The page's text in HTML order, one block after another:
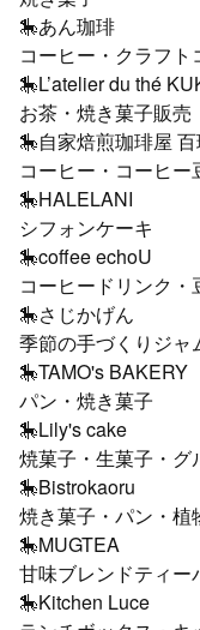
🎠あん珈琲
コーヒー・クラフ
🎠L’atelier du thé
お茶・焼き菓子販売
🎠自家焙煎珈琲屋
コーヒー・コーヒー
🎠HALELANI
シフォンケーキ
🎠coffee echoU
コーヒードリンク・
🎠さじかげん
季節の手づくりジャ
🎠TAMO's BAKERY
パン・焼き菓子
🎠Lily's cake
焼菓子・生菓子・グ
🎠Bistrokaoru
焼き菓子・パン・植
🎠MUGTEA
甘味ブレンドティー
🎠Kitchen Luce